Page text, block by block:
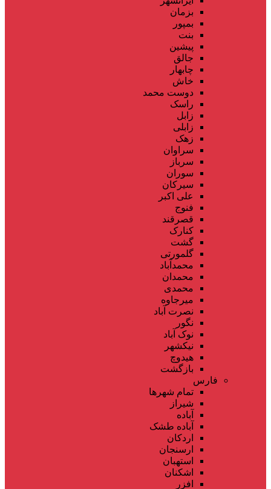
بزمان
بمپور
بنت
پیشین
جالق
چابهار
خاش
دوست محمد
راسک
زابل
زابلی
زهک
سراوان
سرباز
سوران
سیرکان
علی اکبر
فنوج
قصرقند
کنارک
گشت
گلمورتی
محمدآباد
محمدان
محمدی
میرجاوه
نصرت آباد
نگور
نوک آباد
نیکشهر
هیدوچ
بازگشت
فارس
تمام شهر‌ها
شیراز
آباده
آباده طشک
اردکان
ارسنجان
استهبان
اشکنان
افزر